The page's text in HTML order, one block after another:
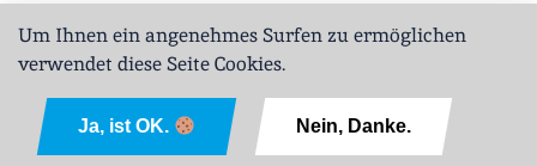
Um Ihnen ein angenehmes Surfen zu ermöglichen
verwendet diese Seite Cookies.
Ja, ist OK. Nein, Danke.